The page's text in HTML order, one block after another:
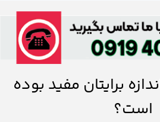
برایتان مفید بوده
است؟